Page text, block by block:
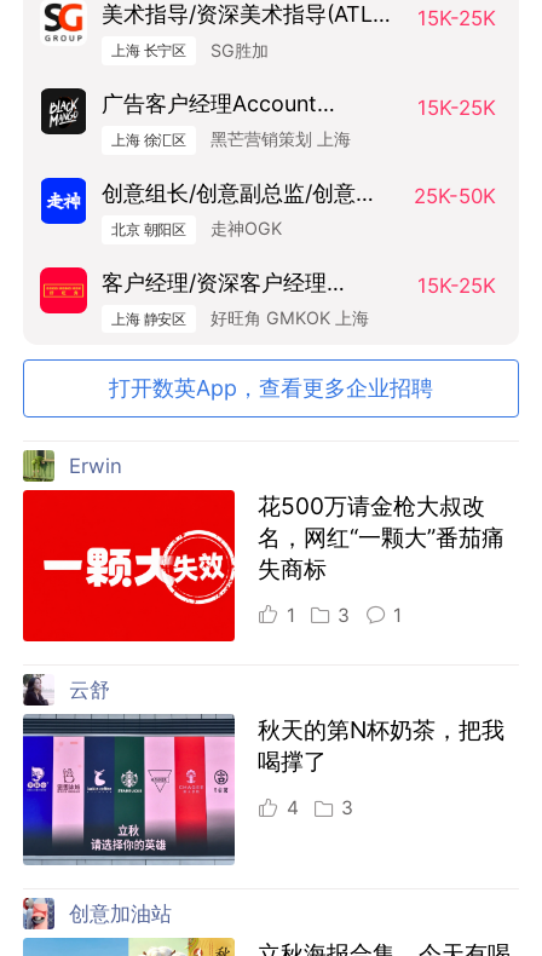
美术指导/资深美术指导(ATL方
向）
15K-25K
上海 长宁区 SG胜加
广告客户经理Account
Manager
15K-25K
上海 徐汇区 黑芒营销策划 上海
创意组长/创意副总监/创意总
监（Art Base）
25K-50K
北京 朝阳区 走神OGK
客户经理/资深客户经理
SAM/AM
15K-25K
上海 静安区 好旺角 GMKOK 上海
打开数英App，查看更多企业招聘
Erwin
花500万请金枪大叔改
名，网红“一颗大”番茄痛
失商标
1 3 1
云舒
秋天的第N杯奶茶，把我
喝撑了
4 3
创意加油站